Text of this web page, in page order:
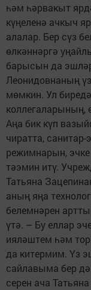
һәм һәрвакыт
күңеленә ачкыч
алалар. Бер сүз
өлкәннәргә
барысын да
Леонидовнаның
мөмкин. Ул
коллегаларының,
Аңа бик күп
чиратта,
режимнарын, эчке
тәэмин итү.
Татьяна
аның яңа
белемнәрен
үтә. – Бу еллар
ияләштем һәм
да китермим. Үз
сайлавыма бер
серен ача